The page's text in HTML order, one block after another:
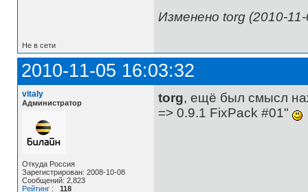
Изменено torg (2010-
Не в сети
2010-11-05 16:03:32
vitaly
Администратор
Откуда Россия
Зарегистрирован: 2008-10-08
Сообщений: 2,823
Рейтинг: 118
torg, ещё был смысл
=> 0.9.1 FixPack #01"